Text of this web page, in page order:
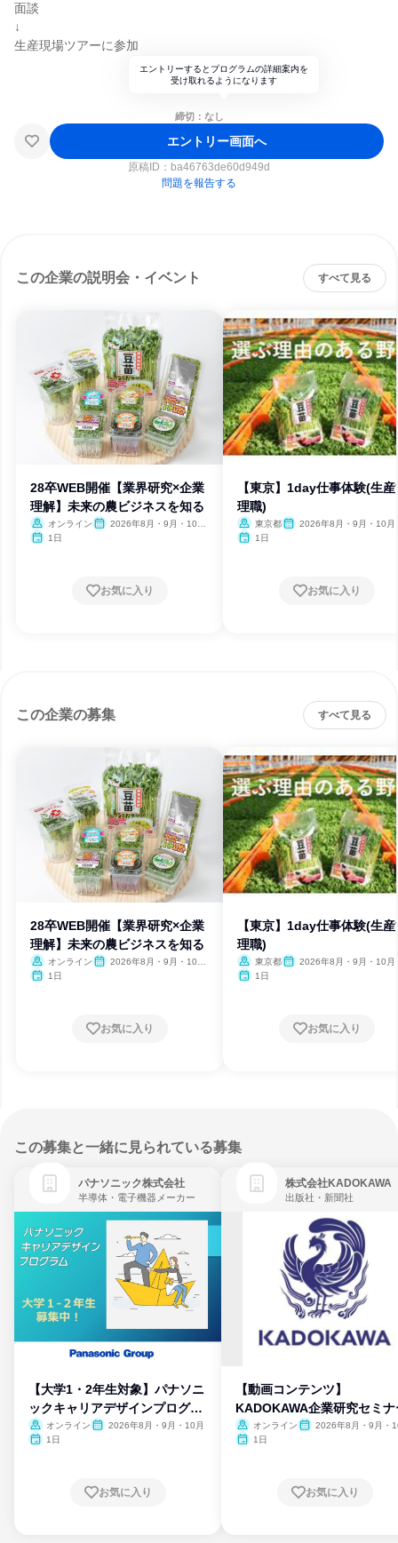
面談
↓
生産現場ツアーに参加
エントリーするとプログラムの詳細案内を
受け取れるようになります
締切：なし
エントリー画面へ
原稿ID： ba46763de60d949d
問題を報告する
この企業の説明会・イベント すべて見る
28卒WEB開催【業界研究×企業
理解】未来の農ビジネスを知る
オンライン
2026年8月・9月・10
1日
お気に入り
【東京】1day仕事体験(生産
理職)
東京都
2026年8月・9月・10月
1日
お気に入り
この企業の募集 すべて見る
28卒WEB開催【業界研究×企業
理解】未来の農ビジネスを知る
オンライン
2026年8月・9月・10
1日
お気に入り
【東京】1day仕事体験(生産
理職)
東京都
2026年8月・9月・10月
1日
お気に入り
この募集と一緒に見られている募集
パナソニック株式会社
半導体・電子機器メーカー
【大学1・2年生対象】パナソニ
ックキャリアデザインプログラ
ム
オンライン
2026年8月・9月・10月
1日
お気に入り
株式会社KADOKAWA
出版社・新聞社
【動画コンテンツ】
KADOKAWA企業研究セミナ
オンライン
2026年8月・9月・
1日
お気に入り